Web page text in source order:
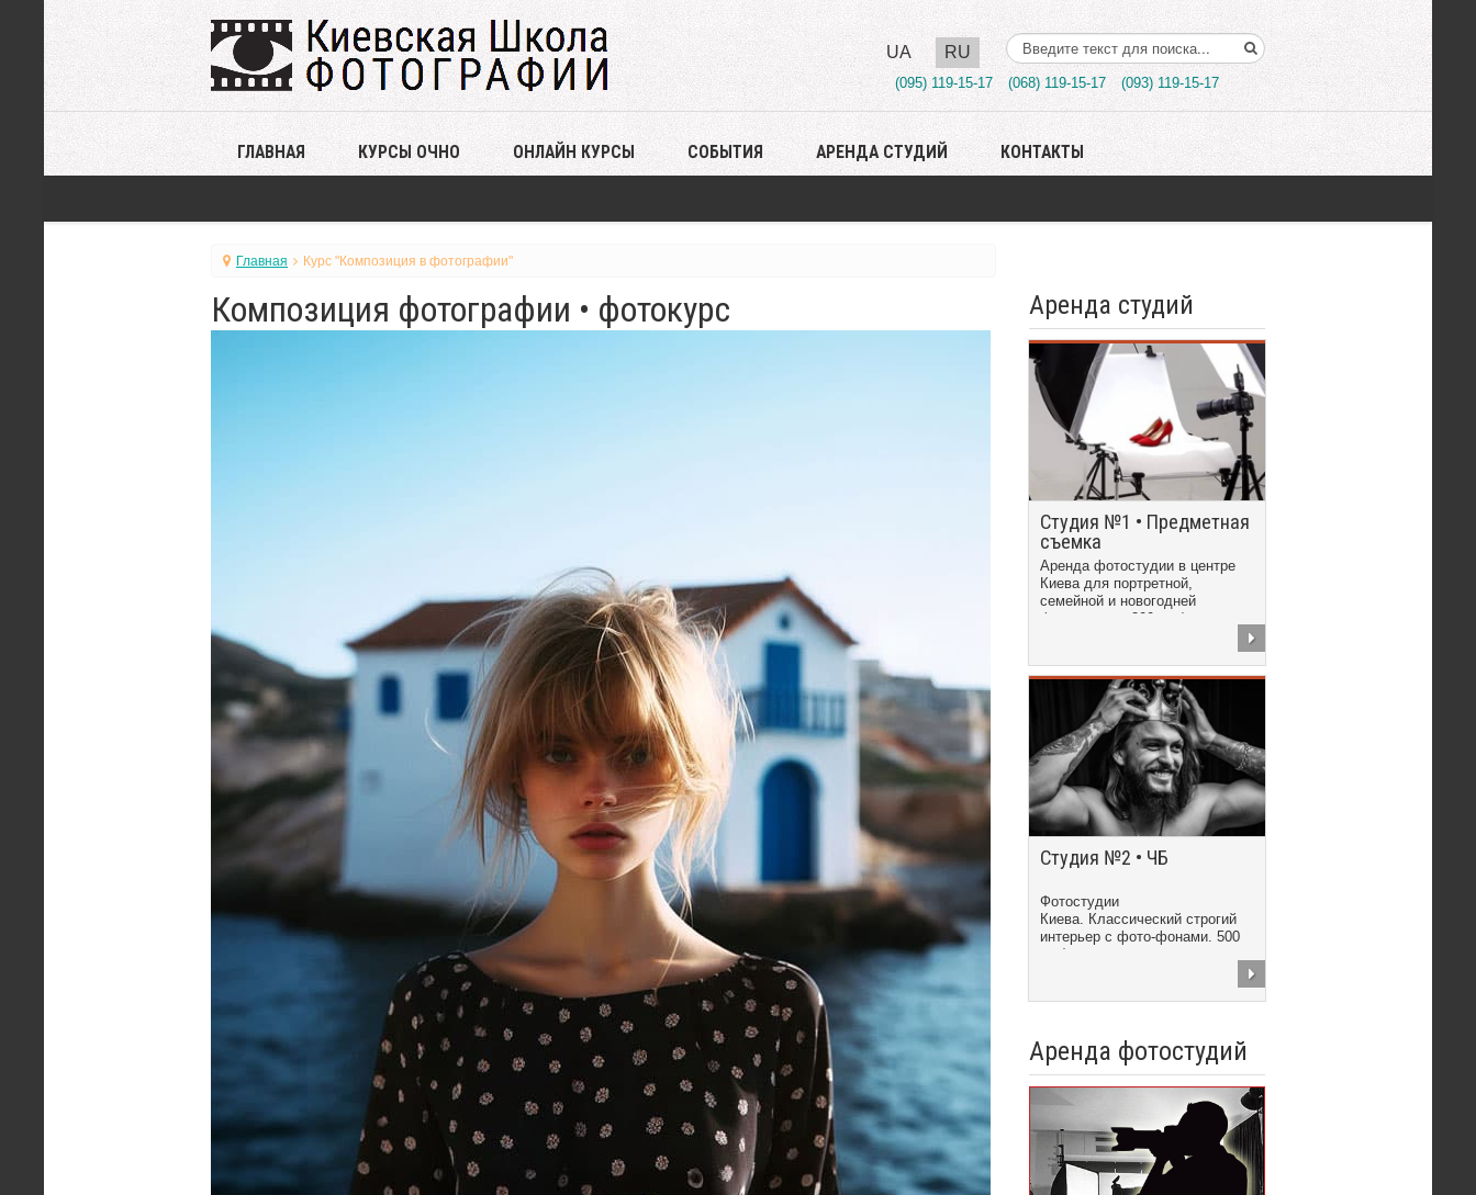
UA RU Поиск..
(095) 119-15-17 (068) 119-15-17 (093) 119-15-17
ГЛАВНАЯ КУРСЫ ОЧНО ОНЛАЙН КУРСЫ СОБЫТИЯ АРЕНДА СТУДИЙ КОНТАКТЫ
Главная Курс "Композиция в фотографии"
Композиция фотографии • фотокурс Аренда студий
Студия №1 • Предметная
съемка
Аренда фотостудии в центре
Киева для портретной,
семейной и новогодней
фотосъемки. 300 грн/час
Студия №2 • ЧБ
Фотостудии
Киева. Классический строгий
интерьер с фото-фонами. 500
грн/час
Аренда фотостудий